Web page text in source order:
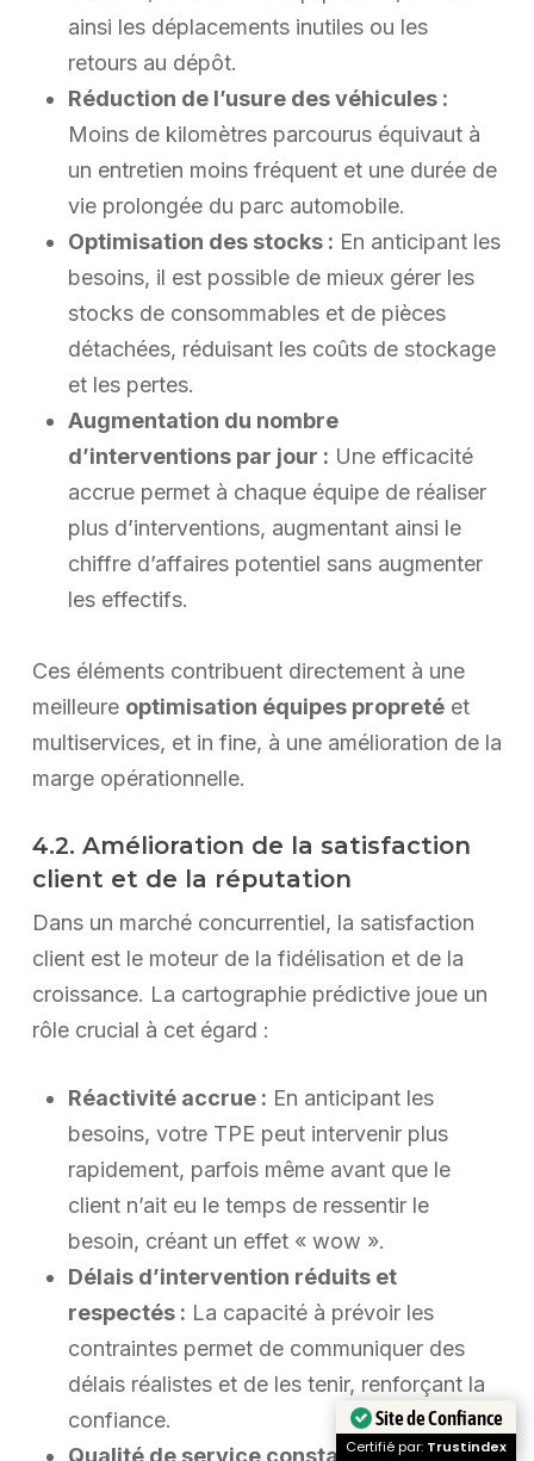
ainsi les déplacements inutiles ou les
retours au dépôt.
Réduction de l’usure des véhicules :
Moins de kilomètres parcourus équivaut à
un entretien moins fréquent et une durée de
vie prolongée du parc automobile.
Optimisation des stocks : En anticipant les
besoins, il est possible de mieux gérer les
stocks de consommables et de pièces
détachées, réduisant les coûts de stockage
et les pertes.
Augmentation du nombre
d’interventions par jour : Une efficacité
accrue permet à chaque équipe de réaliser
plus d’interventions, augmentant ainsi le
chiffre d’affaires potentiel sans augmenter
les effectifs.
Ces éléments contribuent directement à une
meilleure optimisation équipes propretéet
multiservices, et in fine, à une amélioration de la
marge opérationnelle.
4.2. Amélioration de la satisfaction
client et de la réputation
Dans un marché concurrentiel, la satisfaction
client est le moteur de la fidélisation et de la
croissance. La cartographie prédictive joue un
rôle crucial à cet égard :
Réactivité accrue : En anticipant les
besoins, votre TPE peut intervenir plus
rapidement, parfois même avant que le
client n’ait eu le temps de ressentir le
besoin, créant un effet « wow ».
Délais d’intervention réduits et
respectés : La capacité à prévoir les
contraintes permet de communiquer des
délais réalistes et de les tenir, renforçant la
confiance.
Qualité de service constante :Des
Site de Confiance
Certifié par: Trustindex